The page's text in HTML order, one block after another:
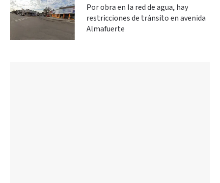
Por obra en la red de agua, hay
restricciones de tránsito en avenida
Almafuerte